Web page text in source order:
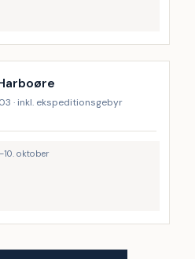
· inkl. ekspeditionsgebyr
oktober